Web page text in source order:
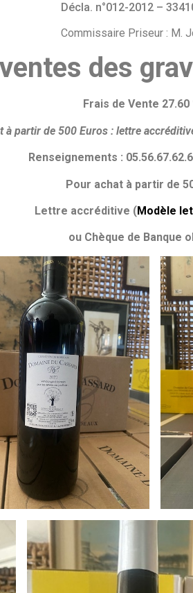
Décla. n°012-2012 –
Commissaire Priseur : M.
des
Frais de Vente 27.60
à partir de 500 Euros : lettre
Renseignements :
Pour achat à partir de
Lettre accréditive (Modèle
ou Chèque de Banque